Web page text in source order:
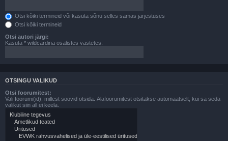
Otsi kõiki termineid või kasuta sõnu selles samas järjestuses
Otsi kõiki termineid
Otsi autori järgi:
Kasuta * wildcardina osalistes vastetes.
OTSINGU VALIKUD
Otsi foorumitest:
Vali foorumi(id), millest soovid otsida. Alafoorumitest otsitakse automaatselt, kui sa seda
valikut siin all ei keela.